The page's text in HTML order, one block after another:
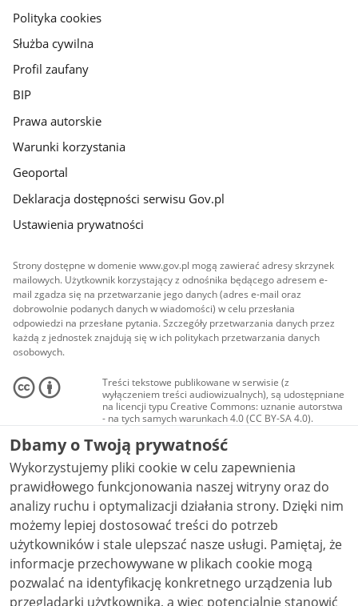
gov.pl
Polityka cookies
Służba cywilna
Profil zaufany
BIP
Prawa autorskie
Warunki korzystania
Geoportal
Deklaracja dostępności serwisu Gov.pl
Ustawienia prywatności
Strony dostępne w domenie www.gov.pl mogą zawierać adresy skrzynek
mailowych. Użytkownik korzystający z odnośnika będącego adresem e-
mail zgadza się na przetwarzanie jego danych (adres e-mail oraz
dobrowolnie podanych danych w wiadomości) w celu przesłania
odpowiedzi na przesłane pytania. Szczegóły przetwarzania danych przez
każdą z jednostek znajdują się w ich politykach przetwarzania danych
osobowych.
Treści tekstowe publikowane w serwisie (z
wyłączeniem treści audiowizualnych), są udostępniane
na licencji typu Creative Commons: uznanie autorstwa
- na tych samych warunkach 4.0 (CC BY-SA 4.0).
Materiały audiowizualne, w tym zdjęcia, materiały
audio i wideo, są udostępniane na licencji typu
Creative Commons: uznanie autorstwa użycie
niekomercyjne - bez utworów zależnych 4.0 (CC BY-
NC-ND 4.0), o ile nie jest to stwierdzone inaczej.
Dbamy o Twoją prywatność
Wykorzystujemy pliki cookie w celu zapewnienia
prawidłowego funkcjonowania naszej witryny oraz do
analizy ruchu i optymalizacji działania strony. Dzięki nim
możemy lepiej dostosować treści do potrzeb
użytkowników i stale ulepszać nasze usługi. Pamiętaj, że
informacje przechowywane w plikach cookie mogą
pozwalać na identyfikację konkretnego urządzenia lub
przeglądarki użytkownika, a więc potencjalnie stanowić